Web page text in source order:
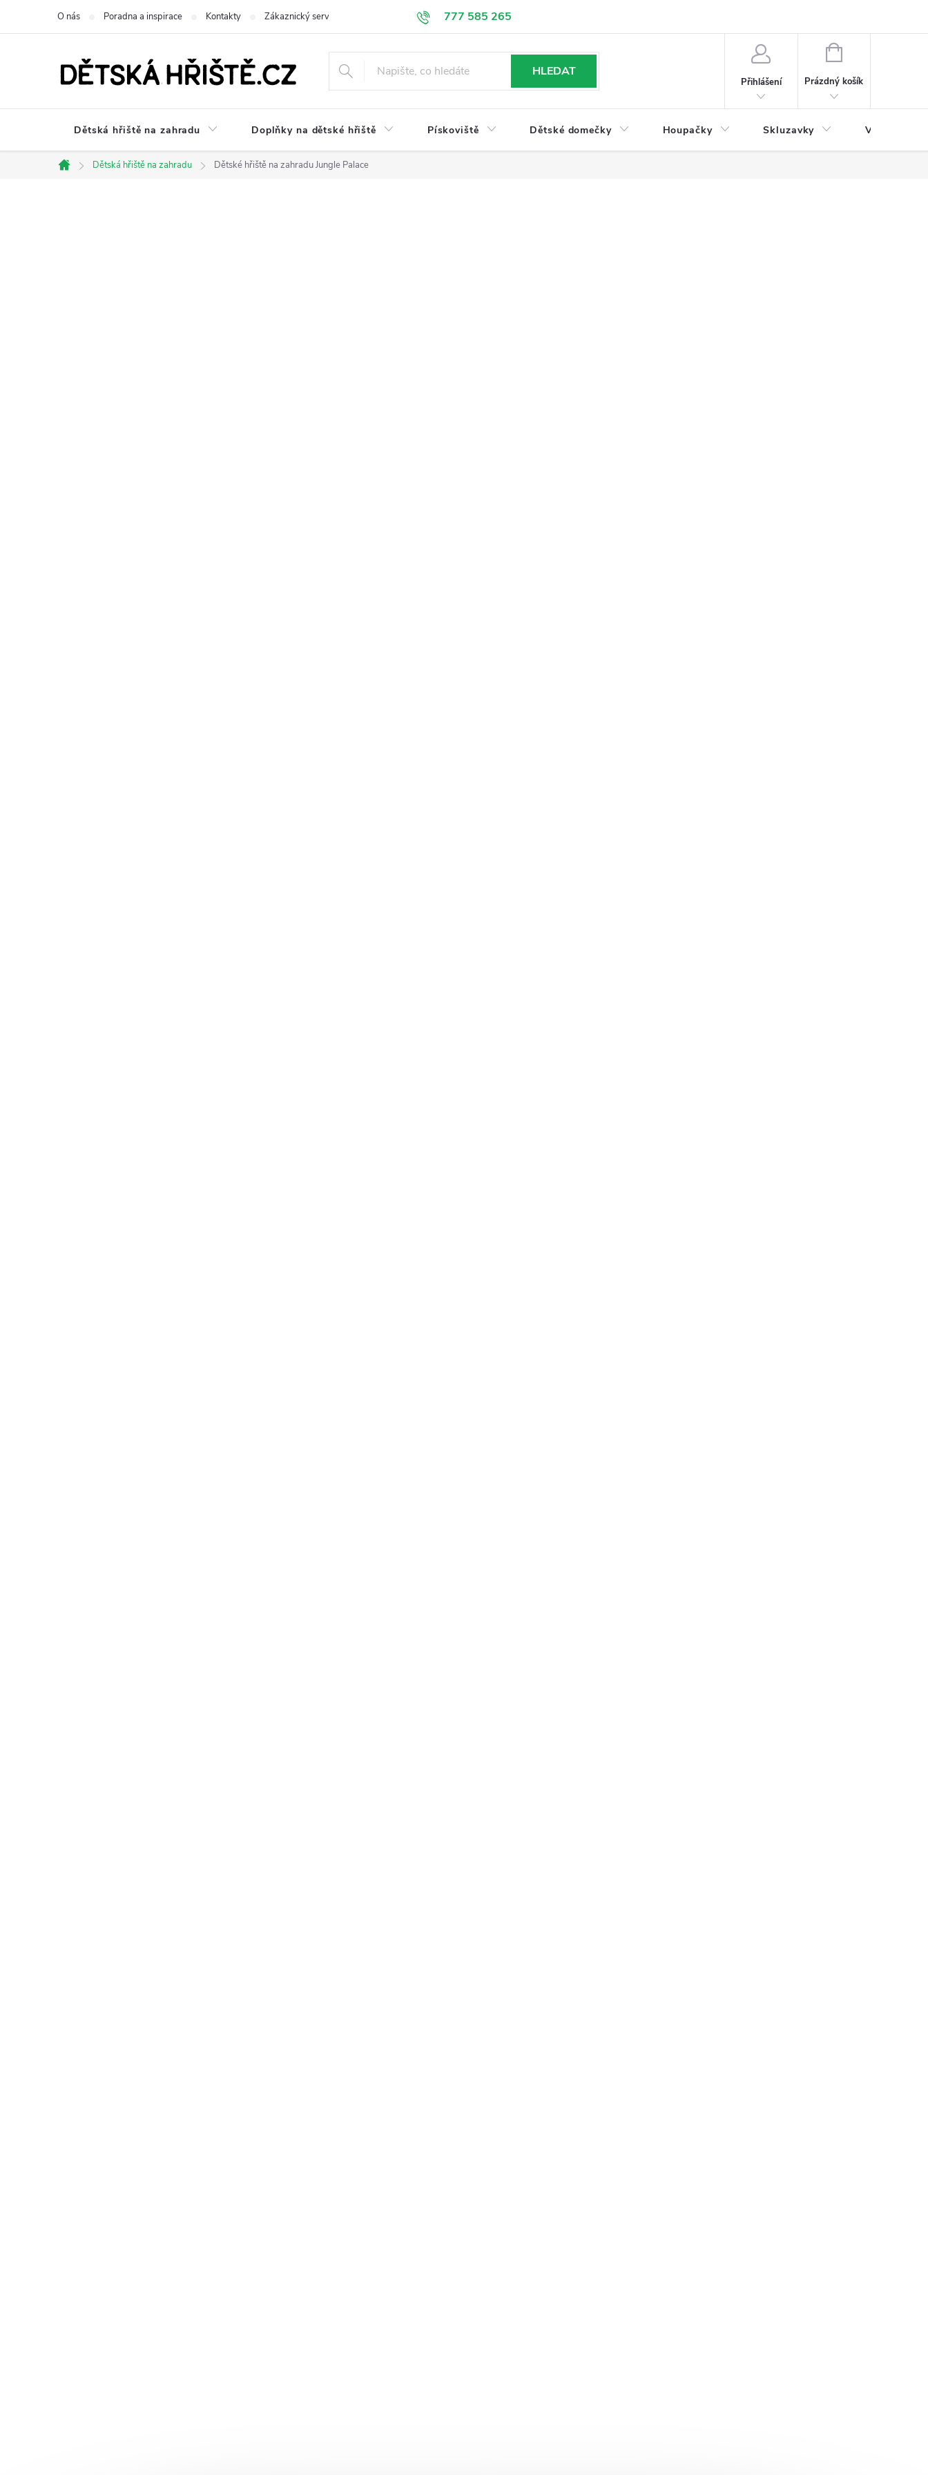
777 585 265
O nás Poradna a inspirace Kontakty Zákaznický servis Doprava a platba Obchodní podmínky
HLEDAT
Přihlášení
NÁKUPNÍ
Prázdný košík
Dětská hřiště na zahradu Doplňky na dětské hřiště Pískoviště Dětské domečky Houpačky Skluzavky Veřejná
Domů
Dětská hřiště na zahradu Dětské hřiště na zahradu Jungle Palace